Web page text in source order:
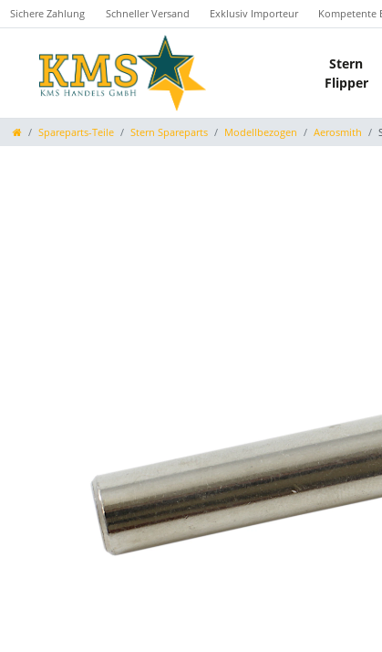
Sichere Zahlung Schneller Versand Exklusiv Importeur Kompetente
Stern
Flipper
Spareparts-Teile Stern Spareparts Modellbezogen Aerosmith